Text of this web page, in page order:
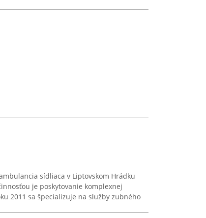
sídliaca v Liptovskom Hrádku
je poskytovanie komplexnej
2011 sa špecializuje na služby zubného